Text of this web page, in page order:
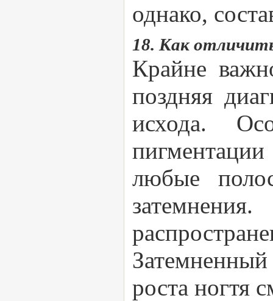
однако,
18. Как
Крайне
поздняя
исхода.
любые
роста ногтя